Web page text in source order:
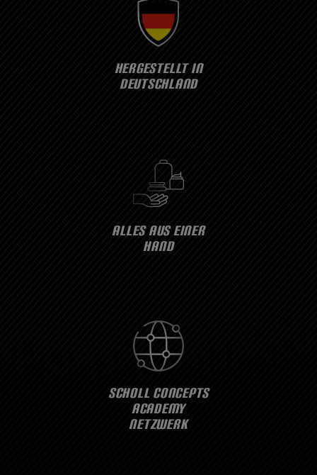
HERGESTELLT IN
DEUTSCHLAND
ALLES AUS EINER
HAND
SCHOLL CONCEPTS
ACADEMY
NETZWERK